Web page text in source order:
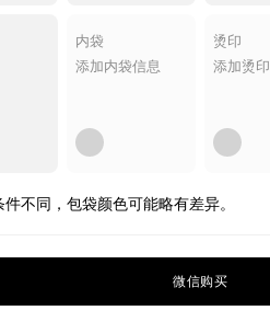
内袋
添加内袋信息
烫印
添加烫印
不同，包袋颜色可能略有差异。
微信购买